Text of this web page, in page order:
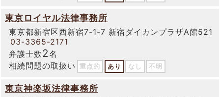
東京ロイヤル法律事務所
東京都新宿区西新宿7-1-7 新宿ダイカンプラザA館521
03-3365-2171
弁護士数2名
相続問題の取扱い
重点的 あり なし 不明
東京神楽坂法律事務所